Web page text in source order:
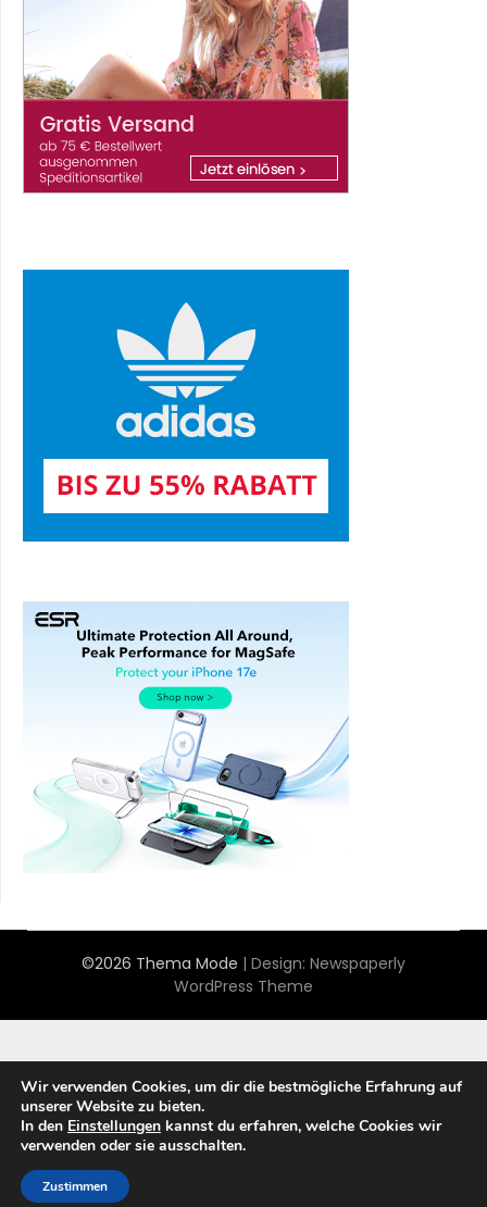
©2026 Thema Mode | Design: Newspaperly
WordPress Theme
Wir verwenden Cookies, um dir die bestmögliche Erfahrung auf
unserer Website zu bieten.
In den Einstellungen kannst du erfahren, welche Cookies wir
verwenden oder sie ausschalten.
Zustimmen